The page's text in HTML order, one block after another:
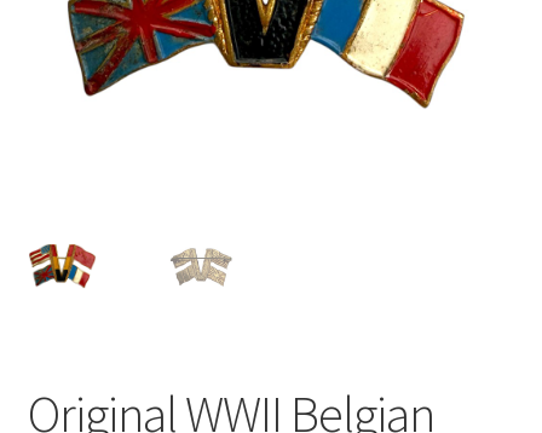
Original WWII Belgian